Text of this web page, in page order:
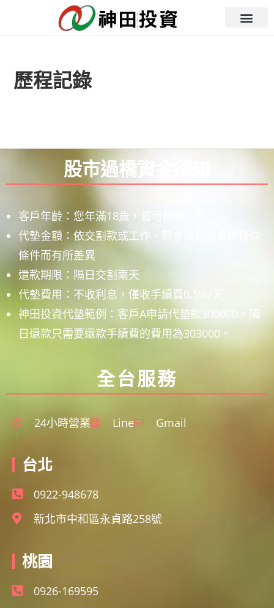
歷程記錄
股市過橋資金須知
客戶年齡：您年滿18歲，皆可辦理
代墊金額：依交割款或工作，薪水及各項負債授信
條件而有所差異
還款期限：隔日交割兩天
代墊費用：不收利息，僅收手續費0.5%/天
神田投資代墊範例：客戶A申請代墊款300000，隔
日還款只需要還款手續費的費用為303000。
全台服務
24小時營業 Line Gmail
台北
0922-948678
新北市中和區永貞路258號
桃園
0926-169595